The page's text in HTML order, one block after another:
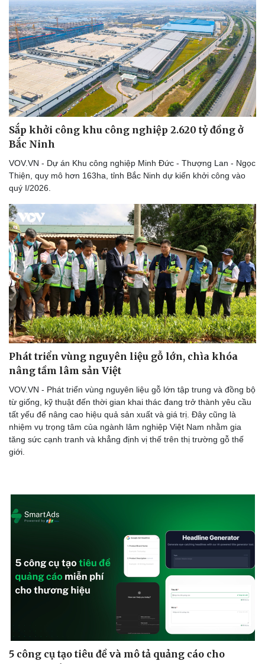
Văn hóa
Sân khấu - Điện ảnh
Văn học
Di sản
Giải trí
Nghệ sĩ
Thời trang
Sao Việt
Sắp khởi công khu công nghiệp 2.620 tỷ đồng ở
Bắc Ninh
VOV.VN - Dự án Khu công nghiệp Minh Đức - Thượng Lan - Ngọc
Thiện, quy mô hơn 163ha, tỉnh Bắc Ninh dự kiến khởi công vào
quý I/2026.
Phát triển vùng nguyên liệu gỗ lớn, chìa khóa
nâng tầm lâm sản Việt
VOV.VN - Phát triển vùng nguyên liệu gỗ lớn tập trung và đồng bộ
từ giống, kỹ thuật đến thời gian khai thác đang trở thành yêu cầu
tất yếu để nâng cao hiệu quả sản xuất và giá trị. Đây cũng là
nhiệm vụ trọng tâm của ngành lâm nghiệp Việt Nam nhằm gia
tăng sức cạnh tranh và khẳng định vị thế trên thị trường gỗ thế
giới.
5 công cụ tạo tiêu đề và mô tả quảng cáo cho